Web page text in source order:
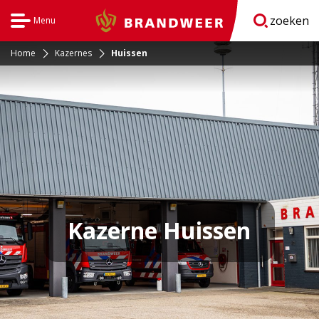
Menu Brandweer zoeken
Home Kazernes Huissen
Kazerne Huissen